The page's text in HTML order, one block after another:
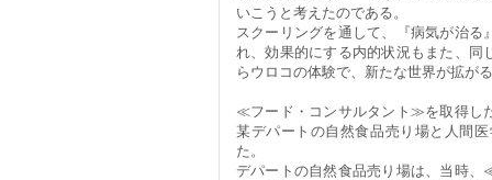
いこうと考えたのである。
スクーリングを通して、『病気が治
れ、効果的にする内的状況もまた、
らウロコの体験で、新たな世界が拡が
≪フード・コンサルタント≫を取得し
某デパートの自然食品売り場と人間
た。
デパートの自然食品売り場は、当時